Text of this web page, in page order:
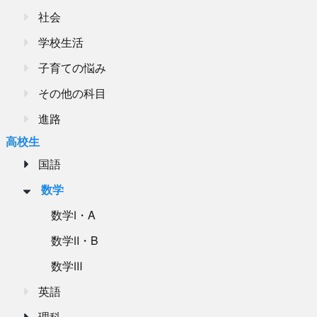
社会
学校生活
子育ての悩み
その他の科目
進路
高校生
国語
数学
数学Ⅰ・A
数学Ⅱ・B
数学Ⅲ
英語